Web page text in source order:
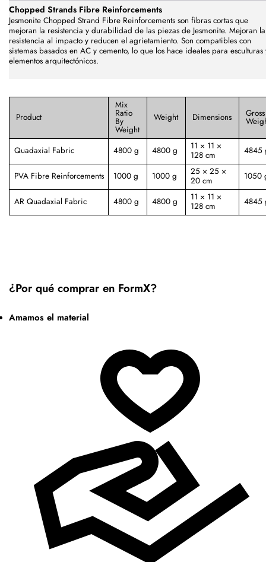
Chopped Strands Fibre Reinforcements
Jesmonite Chopped Strand Fibre Reinforcements son fibras cortas que
mejoran la resistencia y durabilidad de las piezas de Jesmonite. Mejoran la
resistencia al impacto y reducen el agrietamiento. Son compatibles con
sistemas basados en AC y cemento, lo que los hace ideales para esculturas
elementos arquitectónicos.
Product
Mix
Ratio
By
Weight
Weight Dimensions Gross
Quadaxial Fabric 4800 g 4800 g
11 × 11 ×
128 cm
4845
PVA Fibre Reinforcements 1000 g 1000 g
25 × 25 ×
20 cm
1050
AR Quadaxial Fabric 4800 g 4800 g
11 × 11 ×
128 cm
4845
¿Por qué comprar en FormX?
Amamos el material